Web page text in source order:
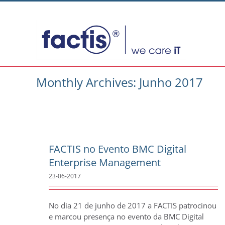
Monthly Archives: Junho 2017
FACTIS no Evento BMC Digital
Enterprise Management
23-06-2017
No dia 21 de junho de 2017 a FACTIS patrocinou
e marcou presença no evento da BMC Digital